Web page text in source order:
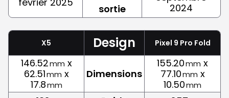
sortie
2024
X5 Design Pixel 9 Pro Fold
146.52mm x
62.51mm x
17.8mm
Dimensions
155.20mm x
77.10mm x
10.50mm